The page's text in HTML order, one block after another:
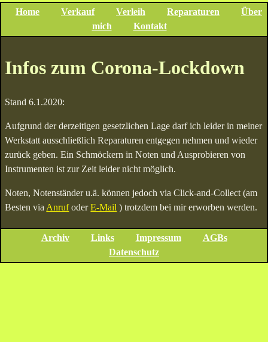
Home Verkauf Verleih Reparaturen
Über
mich
Kontakt
Infos zum Corona-Lockdown
Stand 6.1.2020:
Aufgrund der derzeitigen gesetzlichen Lage darf ich leider in meiner
Werkstatt ausschließlich Reparaturen entgegen nehmen und wieder
zurück geben. Ein Schmöckern in Noten und Ausprobieren von
Instrumenten ist zur Zeit leider nicht möglich.
Noten, Notenständer u.ä. können jedoch via Click-and-Collect (am
Besten via AnrufoderE-Mail ) trotzdem bei mir erworben werden.
Archiv Links Impressum
AGBs
Datenschutz